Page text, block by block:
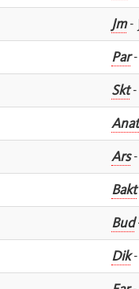
Jm-
Par-
Skt-
Anat
Ars-
Bakt
Bud
Dik-